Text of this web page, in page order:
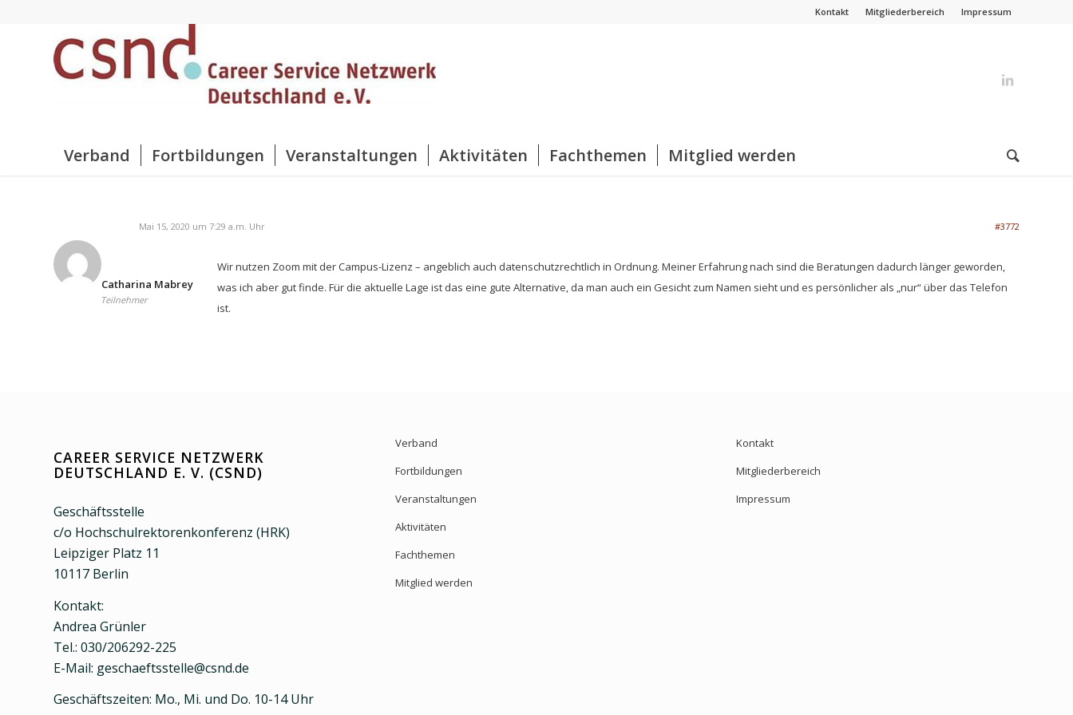
Kontakt Mitgliederbereich Impressum
Verband Fortbildungen Veranstaltungen Aktivitäten Fachthemen Mitglied werden
Mai 15, 2020 um 7:29 a.m. Uhr #3772
Catharina Mabrey
Teilnehmer
Wir nutzen Zoom mit der Campus-Lizenz – angeblich auch datenschutzrechtlich in Ordnung. Meiner Erfahrung nach sind die Beratungen dadurch länger geworden,
was ich aber gut finde. Für die aktuelle Lage ist das eine gute Alternative, da man auch ein Gesicht zum Namen sieht und es persönlicher als „nur“ über das Telefon
ist.
CAREER SERVICE NETZWERK
DEUTSCHLAND E. V. (CSND)
Geschäftsstelle
c/o Hochschulrektorenkonferenz (HRK)
Leipziger Platz 11
10117 Berlin
Kontakt:
Andrea Grünler
Tel.: 030/206292-225
E-Mail: geschaeftsstelle@csnd.de
Geschäftszeiten: Mo., Mi. und Do. 10-14 Uhr
Verband
Fortbildungen
Veranstaltungen
Aktivitäten
Fachthemen
Mitglied werden
Kontakt
Mitgliederbereich
Impressum